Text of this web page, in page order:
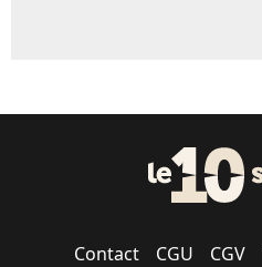
Contact CGU CGV